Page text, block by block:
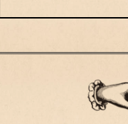
permis la mise
Merci